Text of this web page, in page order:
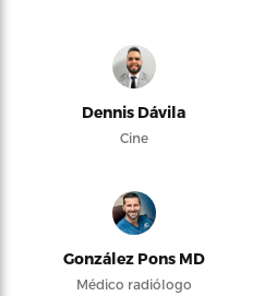
Dennis Dávila
Cine
González Pons MD
Médico radiólogo